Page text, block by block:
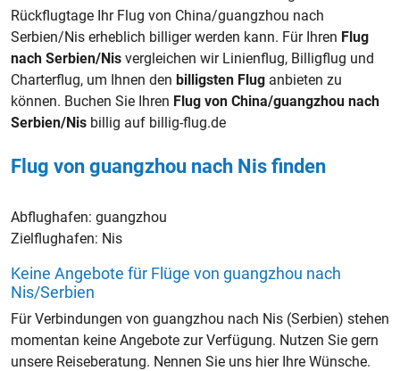
Rückflugtage Ihr Flug von China/guangzhou nach
Serbien/Nis erheblich billiger werden kann. Für Ihren Flug
nach Serbien/Nis vergleichen wir Linienflug, Billigflug und
Charterflug, um Ihnen den billigsten Flug anbieten zu
können. Buchen Sie Ihren Flug von China/guangzhou nach
Serbien/Nis billig auf billig-flug.de
Flug von guangzhou nach Nis finden
Abflughafen: guangzhou
Zielflughafen: Nis
Keine Angebote für Flüge von guangzhou nach
Nis/Serbien
Für Verbindungen von guangzhou nach Nis (Serbien) stehen
momentan keine Angebote zur Verfügung. Nutzen Sie gern
unsere Reiseberatung. Nennen Sie uns hier Ihre Wünsche.